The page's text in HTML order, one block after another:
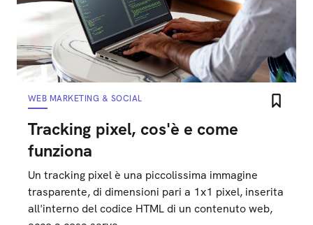
WEB MARKETING & SOCIAL
Tracking pixel, cos'è e come
funziona
Un tracking pixel è una piccolissima immagine
trasparente, di dimensioni pari a 1x1 pixel, inserita
all'interno del codice HTML di un contenuto web,